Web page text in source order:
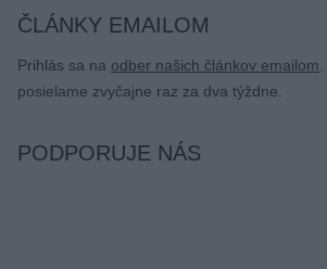
ČLÁNKY EMAILOM
Prihlás sa na odber našich článkov emailom
posielame zvyčajne raz za dva týždne.
PODPORUJE NÁS